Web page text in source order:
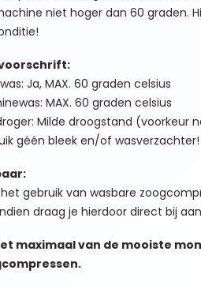
niet hoger dan 60 graden.
Ja, MAX. 60 graden celsius
MAX. 60 graden celsius
Milde droogstand (voorkeur
géén bleek en/of wasverzachter!
gebruik van wasbare
draag je hierdoor direct bij
maximaal van de mooiste